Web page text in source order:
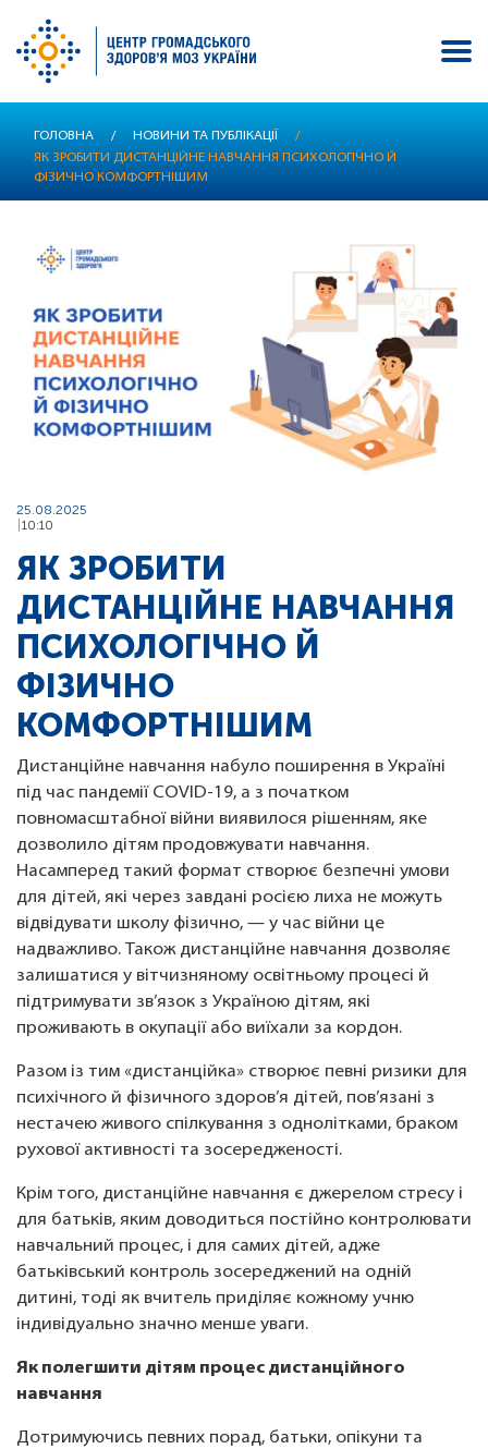
ГОЛОВНА / НОВИНИ ТА ПУБЛІКАЦІЇ
/
ЯК ЗРОБИТИ ДИСТАНЦІЙНЕ НАВЧАННЯ ПСИХОЛОГІЧНО Й
ФІЗИЧНО КОМФОРТНІШИМ
25.08.2025
10:10
ЯК ЗРОБИТИ
ДИСТАНЦІЙНЕ НАВЧАННЯ
ПСИХОЛОГІЧНО Й
ФІЗИЧНО
КОМФОРТНІШИМ
Дистанційне навчання набуло поширення в Україні
під час пандемії COVID-19, а з початком
повномасштабної війни виявилося рішенням, яке
дозволило дітям продовжувати навчання.
Насамперед такий формат створює безпечні умови
для дітей, які через завдані росією лиха не можуть
відвідувати школу фізично, — у час війни це
надважливо. Також дистанційне навчання дозволяє
залишатися у вітчизняному освітньому процесі й
підтримувати зв’язок з Україною дітям, які
проживають в окупації або виїхали за кордон.
Разом із тим «дистанційка» створює певні ризики для
психічного й фізичного здоров’я дітей, пов’язані з
нестачею живого спілкування з однолітками, браком
рухової активності та зосередженості.
Крім того, дистанційне навчання є джерелом стресу і
для батьків, яким доводиться постійно контролювати
навчальний процес, і для самих дітей, адже
батьківський контроль зосереджений на одній
дитині, тоді як вчитель приділяє кожному учню
індивідуально значно менше уваги.
Як полегшити дітям процес дистанційного
навчання
Дотримуючись певних порад, батьки, опікуни та